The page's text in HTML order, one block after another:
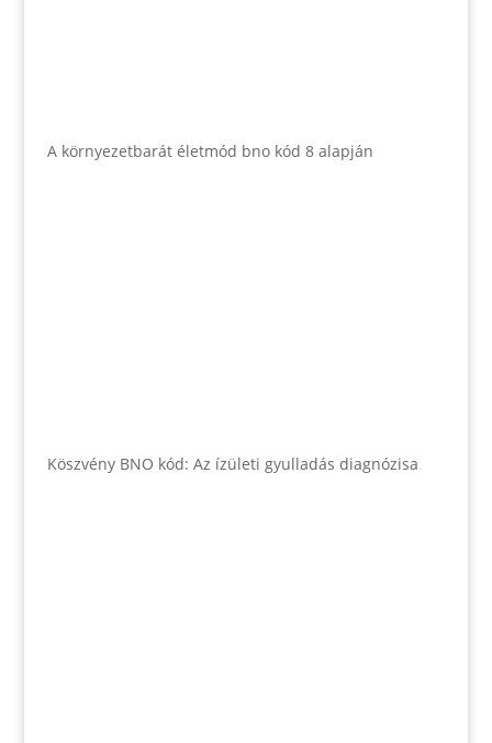
A környezetbarát életmód bno kód 8 alapján
Köszvény BNO kód: Az ízületi gyulladás diagnózisa